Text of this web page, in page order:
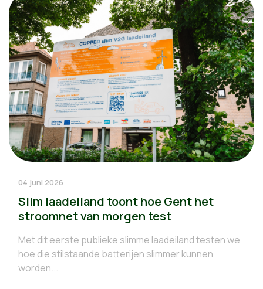
04 juni 2026
Slim laadeiland toont hoe Gent het
stroomnet van morgen test
Met dit eerste publieke slimme laadeiland testen we
hoe die stilstaande batterijen slimmer kunnen
worden...